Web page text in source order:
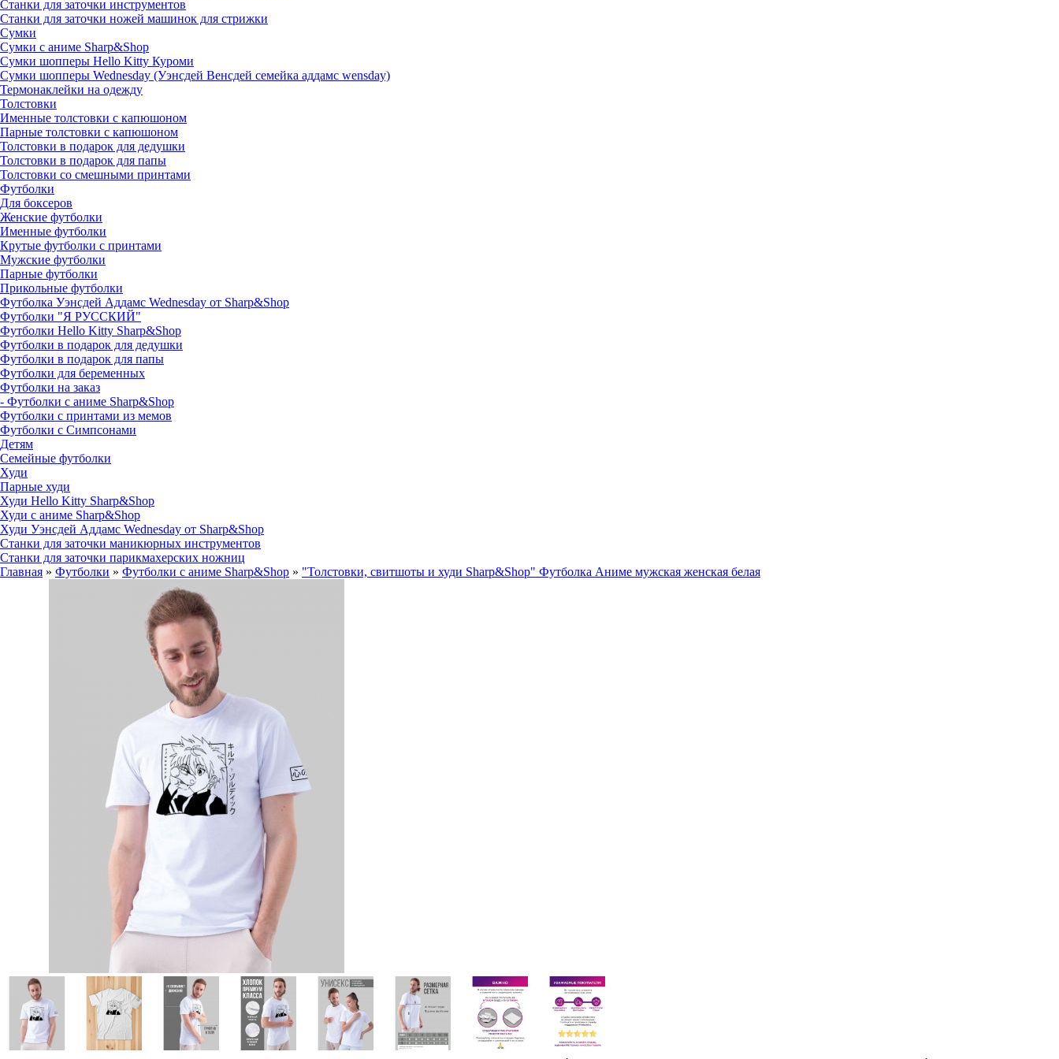
Станки для заточки инструментов
Станки для заточки ножей машинок для стрижки
Сумки
Сумки с аниме Sharp&Shop
Сумки шопперы Hello Kitty Куроми
Сумки шопперы Wednesday (Уэнсдей Венсдей семейка аддамс wensday)
Термонаклейки на одежду
Толстовки
Именные толстовки с капюшоном
Парные толстовки с капюшоном
Толстовки в подарок для дедушки
Толстовки в подарок для папы
Толстовки со смешными принтами
Футболки
Для боксеров
Женские футболки
Именные футболки
Крутые футболки с принтами
Мужские футболки
Парные футболки
Прикольные футболки
Футболка Уэнсдей Аддамс Wednesday от Sharp&Shop
Футболки "Я РУССКИЙ"
Футболки Hello Kitty Sharp&Shop
Футболки в подарок для дедушки
Футболки в подарок для папы
Футболки для беременных
Футболки на заказ
- Футболки с аниме Sharp&Shop
Футболки с принтами из мемов
Футболки с Симпсонами
Детям
Семейные футболки
Худи
Парные худи
Худи Hello Kitty Sharp&Shop
Худи с аниме Sharp&Shop
Худи Уэнсдей Аддамс Wednesday от Sharp&Shop
Станки для заточки маникюрных инструментов
Станки для заточки парикмахерских ножниц
Главная » Футболки » Футболки с аниме Sharp&Shop » "Толстовки, свитшоты и худи Sharp&Shop" Футболка Аниме мужская женская белая